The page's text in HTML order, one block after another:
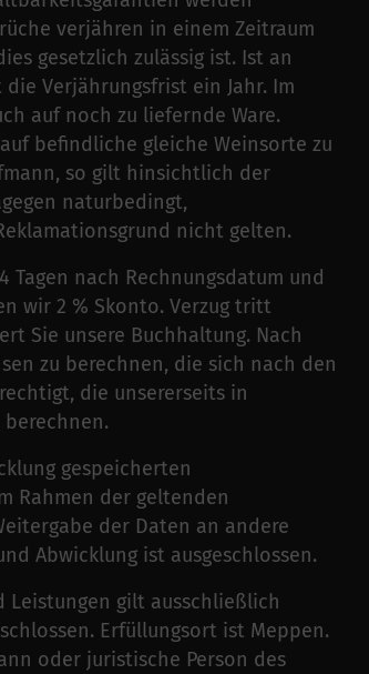
verjähren in einem Zeitraum
gesetzlich zulässig ist. Ist an
Verjährungsfrist ein Jahr. Im
auf noch zu liefernde Ware.
befindliche gleiche Weinsorte zu
so gilt hinsichtlich der
naturbedingt,
nicht gelten.
Tagen nach Rechnungsdatum und
wir 2 % Skonto. Verzug tritt
Sie unsere Buchhaltung. Nach
zu berechnen, die sich nach den
die unsererseits in
gespeicherten
Rahmen der geltenden
der Daten an andere
Abwicklung ist ausgeschlossen.
Leistungen gilt ausschließlich
Erfüllungsort ist Meppen.
oder juristische Person des